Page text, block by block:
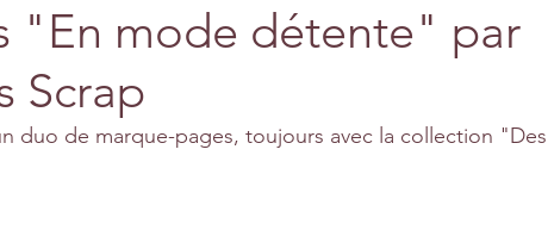
"En mode détente" par
Scrap
duo de marque-pages, toujours avec la collection "Des